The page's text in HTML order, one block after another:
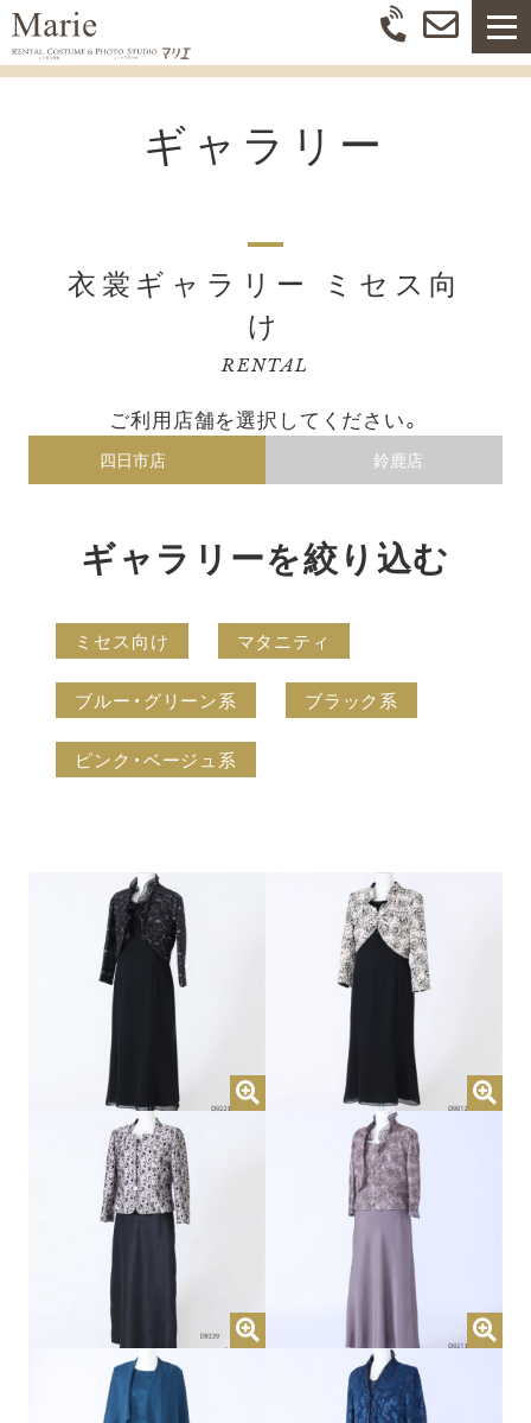
ギャラリー
衣裳ギャラリー ミセス向
け
RENTAL
ご利用店舗を選択してください。
四日市店 鈴鹿店
ギャラリーを絞り込む
ミセス向け マタニティ
ブルー・グリーン系 ブラック系
ピンク・ベージュ系